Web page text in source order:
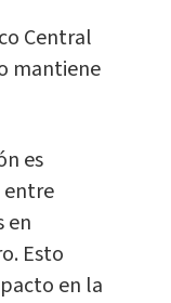
Central
mantiene
es
entre
en
Esto
en la